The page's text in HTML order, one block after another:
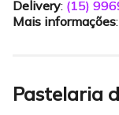
Delivery: (15)
Mais informações:
Pastelaria